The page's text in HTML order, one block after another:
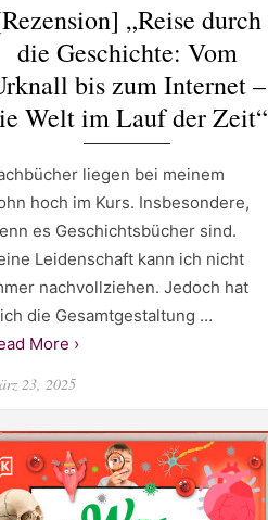
„Reise durch
die Geschichte: Vom
bis zum Internet –
Welt im Lauf der Zeit“
liegen bei meinem
hoch im Kurs. Insbesondere,
es Geschichtsbücher sind.
Leidenschaft kann ich nicht
nachvollziehen. Jedoch hat
die Gesamtgestaltung …
More ›
23, 2025